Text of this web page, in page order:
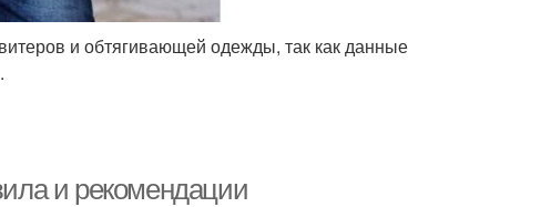
и обтягивающей одежды, так как данные
и рекомендации